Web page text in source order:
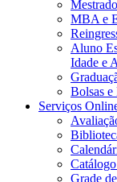
MBA e
Aluno
Idade e
Bolsas e
Serviços
Grade